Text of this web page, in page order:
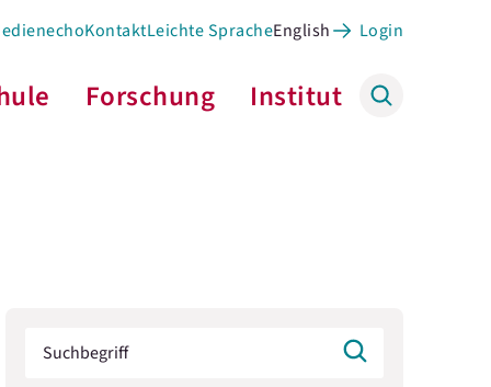
KontaktLeichte SpracheEnglish Login
Forschung Institut